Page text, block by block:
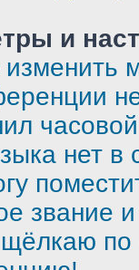
и
нет в
звание
щёлкаю по